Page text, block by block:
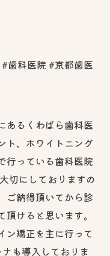
歯科医院 #京都歯医
あるくわばら歯科医
ト、ホワイトニング
行っている歯科医院
切にしておりますの
ご納得頂いてから診
けると思います。
ン矯正を主に行って
も導入しておりま